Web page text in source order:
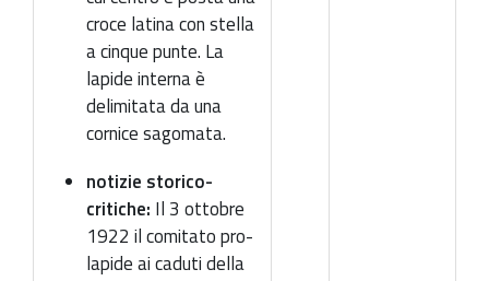
croce latina con stella
a cinque punte. La
lapide interna è
delimitata da una
cornice sagomata.
notizie storico-
critiche: Il 3 ottobre
1922 il comitato pro-
lapide ai caduti della